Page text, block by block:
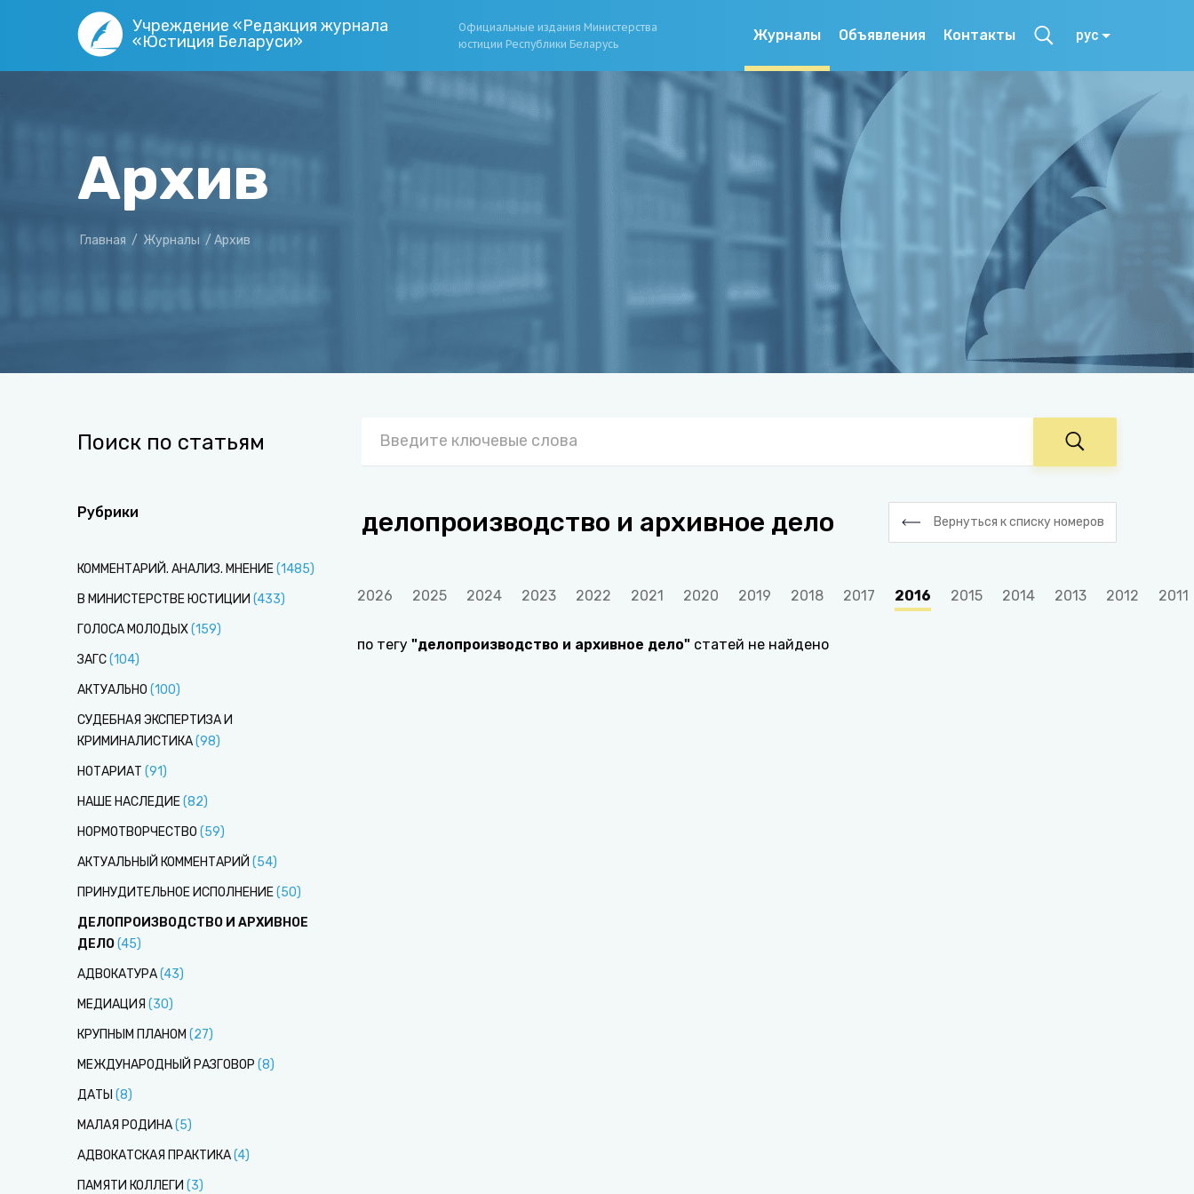
Учреждение «Редакция журнала
«Юстиция Беларуси»
Официальные издания Министерства
юстиции Республики Беларусь
Журналы Объявления Контакты рус
Архив
Главная / Журналы / Архив
Поиск по статьям
Рубрики делопроизводство и архивное дело Вернуться к списку номеров
КОММЕНТАРИЙ. АНАЛИЗ. МНЕНИЕ(1485)
В МИНИСТЕРСТВЕ ЮСТИЦИИ (433)
ГОЛОСА МОЛОДЫХ(159)
ЗАГС(104)
АКТУАЛЬНО (100)
СУДЕБНАЯ ЭКСПЕРТИЗА И
КРИМИНАЛИСТИКА(98)
НОТАРИАТ (91)
НАШЕ НАСЛЕДИЕ(82)
НОРМОТВОРЧЕСТВО (59)
АКТУАЛЬНЫЙ КОММЕНТАРИЙ (54)
ПРИНУДИТЕЛЬНОЕ ИСПОЛНЕНИЕ(50)
ДЕЛОПРОИЗВОДСТВО И АРХИВНОЕ
ДЕЛО(45)
АДВОКАТУРА(43)
МЕДИАЦИЯ (30)
КРУПНЫМ ПЛАНОМ (27)
МЕЖДУНАРОДНЫЙ РАЗГОВОР (8)
ДАТЫ (8)
МАЛАЯ РОДИНА(5)
АДВОКАТСКАЯ ПРАКТИКА(4)
ПАМЯТИ КОЛЛЕГИ (3)
2026 2025 2024 2023 2022 2021 2020 2019 2018 2017 2016 2015 2014 2013 2012 2011
по тегу "делопроизводство и архивное дело" статей не найдено